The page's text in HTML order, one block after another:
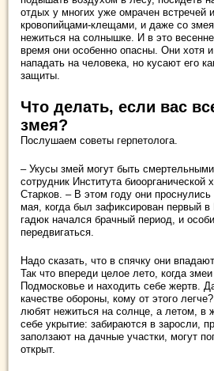
отдых у многих уже омрачен встречей
кровопийцами-клещами, и даже со
нежиться на солнышке. И в это
время они особенно опасны. Они хотя
нападать на человека, но кусают его
защиты.
Что делать, если вас
змея?
Послушаем советы герпетолога.
– Укусы змей могут быть
сотрудник Института
Старков. – В этом году они
мая, когда был зафиксирован первый
гадюк начался брачный период, и
передвигаться.
Надо сказать, что в спячку они
Так что впереди целое лето, когда
Подмосковье и находить себе жертв.
качестве обороны, кому от этого
любят нежиться на солнце, а летом, в
себе укрытие: забираются в заросли,
заползают на дачные участки, могут
открыт.